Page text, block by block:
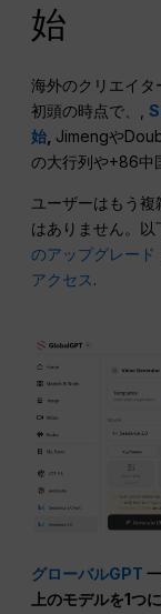
始
海外のクリエイ
初頭の時点で、,
始 Jimengや
の大行列や+86中
ユーザーはもう
はありません。以
のアップグレード
アクセス .
グローバルGPT
上のモデルを1つ